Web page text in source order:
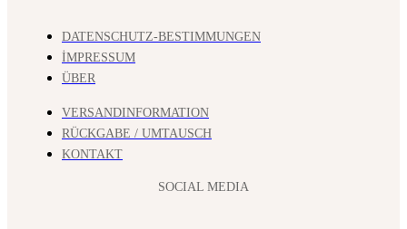
DATENSCHUTZ-BESTIMMUNGEN
İMPRESSUM
ÜBER
VERSANDINFORMATION
RÜCKGABE / UMTAUSCH
KONTAKT
SOCIAL MEDIA